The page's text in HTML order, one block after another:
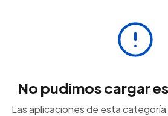
No pudimos cargar
Las aplicaciones de esta